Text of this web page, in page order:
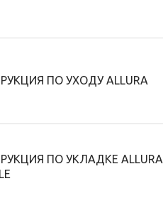
ПО УХОДУ ALLURA
ПО УКЛАДКЕ ALLURA